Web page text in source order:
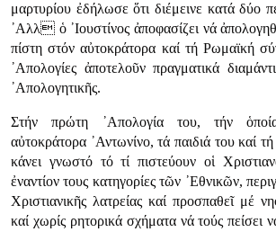
μαρτυρίου ἐδήλωσε ὅτι διέμεινε κατά δύο
᾿Αλλ ὁ ᾿Ιουστίνος ἀποφασίζει νά
πίστη στόν αὐτοκράτορα καί τή Ρωμαϊκή
᾿Απολογίες ἀποτελοῦν πραγματικά
᾿Απολογητικῆς.
Στήν πρώτη ᾿Απολογία του, τήν
αὐτοκράτορα ᾿Αντωνίνο, τά παιδιά του καί
κάνει γνωστό τό τί πιστεύουν οἱ
ἐναντίον τους κατηγορίες τῶν ᾿Εθνικῶν,
Χριστιανικῆς λατρείας καί προσπαθεῖ μέ
καί χωρίς ρητορικά σχήματα νά τούς πείσει